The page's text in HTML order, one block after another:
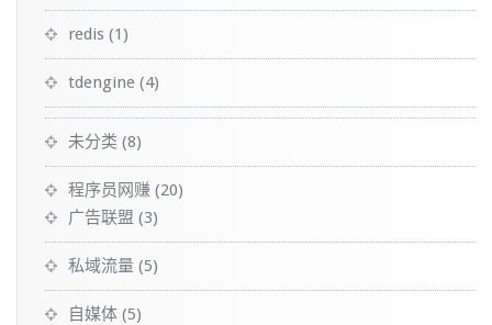
redis (1)
tdengine (4)
未分类 (8)
程序员网赚 (20)
广告联盟 (3)
私域流量 (5)
自媒体 (5)